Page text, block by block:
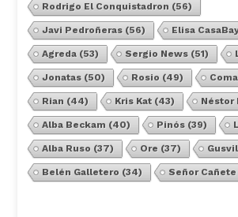
Rodrigo El Conquistadron (56)
Javi Pedroñeras(56) Elisa
Agreda(53) Sergio News(51)
Jonatas(50) Rosio (49)
Rian (44) Kris Kat(43) Néstor
Alba Beckam (40) Pinós(39)
Alba Ruso (37) Ore (37) Gusvil
Belén Galletero (34) Señor Cañete